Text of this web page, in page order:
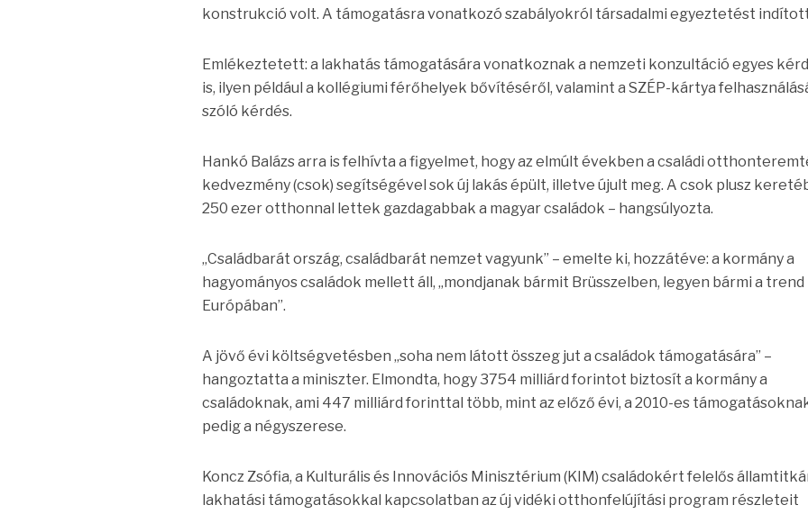
konstrukció volt. A támogatásra vonatkozó szabályokról társadalmi egyeztetést
Emlékeztetett: a lakhatás támogatására vonatkoznak a nemzeti konzultáció egyes
is, ilyen például a kollégiumi férőhelyek bővítéséről, valamint a SZÉP-kártya
szóló kérdés.
Hankó Balázs arra is felhívta a figyelmet, hogy az elmúlt években a családi
kedvezmény (csok) segítségével sok új lakás épült, illetve újult meg. A csok plusz
250 ezer otthonnal lettek gazdagabbak a magyar családok – hangsúlyozta.
„Családbarát ország, családbarát nemzet vagyunk” – emelte ki, hozzátéve: a kormány a
hagyományos családok mellett áll, „mondjanak bármit Brüsszelben, legyen bármi a trend
Európában”.
A jövő évi költségvetésben „soha nem látott összeg jut a családok támogatására” –
hangoztatta a miniszter. Elmondta, hogy 3754 milliárd forintot biztosít a kormány a
családoknak, ami 447 milliárd forinttal több, mint az előző évi, a 2010-es
pedig a négyszerese.
Koncz Zsófia, a Kulturális és Innovációs Minisztérium (KIM) családokért felelős
lakhatási támogatásokkal kapcsolatban az új vidéki otthonfelújítási program részleteit